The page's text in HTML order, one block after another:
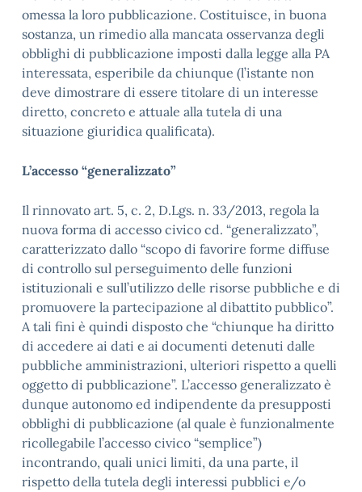
omessa la loro pubblicazione. Costituisce, in buona
sostanza, un rimedio alla mancata osservanza degli
obblighi di pubblicazione imposti dalla legge alla PA
interessata, esperibile da chiunque (l’istante non
deve dimostrare di essere titolare di un interesse
diretto, concreto e attuale alla tutela di una
situazione giuridica qualificata).
L’accesso “generalizzato”
Il rinnovato art. 5, c. 2, D.Lgs. n. 33/2013, regola la
nuova forma di accesso civico cd. “generalizzato”,
caratterizzato dallo “scopo di favorire forme diffuse
di controllo sul perseguimento delle funzioni
istituzionali e sull’utilizzo delle risorse pubbliche e di
promuovere la partecipazione al dibattito pubblico”.
A tali fini è quindi disposto che “chiunque ha diritto
di accedere ai dati e ai documenti detenuti dalle
pubbliche amministrazioni, ulteriori rispetto a quelli
oggetto di pubblicazione”. L’accesso generalizzato è
dunque autonomo ed indipendente da presupposti
obblighi di pubblicazione (al quale è funzionalmente
ricollegabile l’accesso civico “semplice”)
incontrando, quali unici limiti, da una parte, il
rispetto della tutela degli interessi pubblici e/o